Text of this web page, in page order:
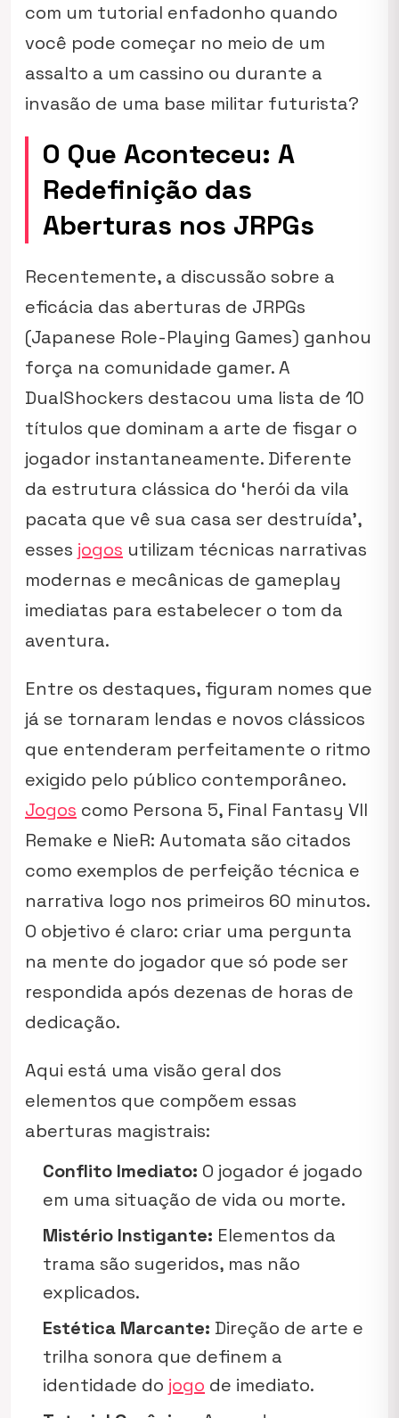
com um tutorial enfadonho quando
você pode começar no meio de um
assalto a um cassino ou durante a
invasão de uma base militar futurista?
O Que Aconteceu: A
Redefinição das
Aberturas nos JRPGs
Recentemente, a discussão sobre a
eficácia das aberturas de JRPGs
(Japanese Role-Playing Games) ganhou
força na comunidade gamer. A
DualShockers destacou uma lista de 10
títulos que dominam a arte de fisgar o
jogador instantaneamente. Diferente
da estrutura clássica do ‘herói da vila
pacata que vê sua casa ser destruída’,
esses jogos utilizam técnicas narrativas
modernas e mecânicas de gameplay
imediatas para estabelecer o tom da
aventura.
Entre os destaques, figuram nomes que
já se tornaram lendas e novos clássicos
que entenderam perfeitamente o ritmo
exigido pelo público contemporâneo.
Jogos como Persona 5, Final Fantasy VII
Remake e NieR: Automata são citados
como exemplos de perfeição técnica e
narrativa logo nos primeiros 60 minutos.
O objetivo é claro: criar uma pergunta
na mente do jogador que só pode ser
respondida após dezenas de horas de
dedicação.
Aqui está uma visão geral dos
elementos que compõem essas
aberturas magistrais:
Conflito Imediato: O jogador é jogado
em uma situação de vida ou morte.
Mistério Instigante: Elementos da
trama são sugeridos, mas não
explicados.
Estética Marcante: Direção de arte e
trilha sonora que definem a
identidade do jogo de imediato.